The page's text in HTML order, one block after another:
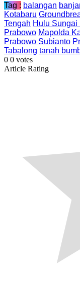
Tag : balangan
Kotabaru
Tengah Hulu Sungai
Prabowo Mapolda
Prabowo Subianto
Tabalong tanah
0 0 votes
Article Rating